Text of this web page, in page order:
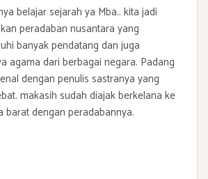
belajar sejarah ya Mba.. kita jadi
peradaban nusantara yang
banyak pendatang dan juga
agama dari berbagai negara. Padang
dengan penulis sastranya yang
makasih sudah diajak berkelana ke
barat dengan peradabannya.